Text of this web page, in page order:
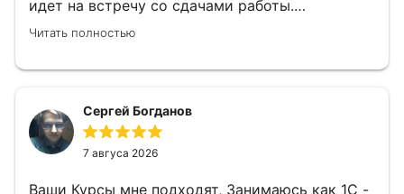
идет на встречу со сдачами работы.
лекцией или дз можно задавать вопросы. Есть
обсуждение. До этого попадал на другие курсы
Наша конфигурация которую мы от начала
учебы дорабатываем потом будет плюсом к
резюме или на гитхаб.
Читать полностью
Сергей Богданов
7 авгуса 2026
Ваши Курсы мне подходят, Занимаюсь как 1С -